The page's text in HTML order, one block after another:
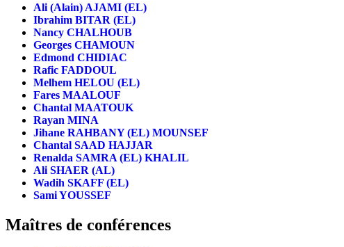
Ali (Alain) AJAMI (EL)
Ibrahim BITAR (EL)
Nancy CHALHOUB
Georges CHAMOUN
Edmond CHIDIAC
Rafic FADDOUL
Melhem HELOU (EL)
Fares MAALOUF
Chantal MAATOUK
Rayan MINA
Jihane RAHBANY (EL) MOUNSEF
Chantal SAAD HAJJAR
Renalda SAMRA (EL) KHALIL
Ali SHAER (AL)
Wadih SKAFF (EL)
Sami YOUSSEF
Maîtres de conférences